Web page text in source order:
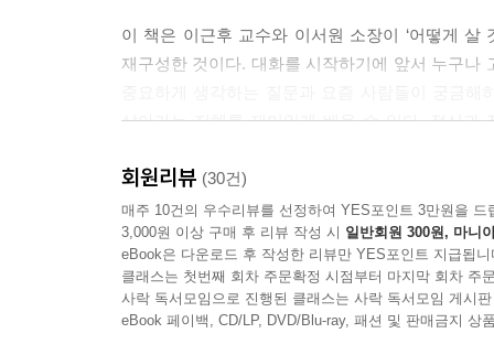
---「이유 없이 반항하는 자식을 어떻게 해야 할까
겁니다.
---「부부로 산다는 게 뭘까요?」중에서
우울증뿐 아니라 어떤 마음의 병도 나한테 일어난
된다’라는 말을 많이 하는데, 그런 모순되는 게 어
아요. 그러니까 우선 인정해야 하는 거예요. 그래
이 책은 이근후 교수와 이서원 소장이 ‘어떻게 살
재구성한 것이다. 대화를 시작하기에 앞서 누구나
살아가는 지혜를 재미있게 배울 수 있다. 정신과
1장에는 불안과 욕심, 상처 등으로부터 벗어나 마
필요한 것들에 대해 알아보고, 3장에서는 험난한
관계, 부모 자녀 관계, 부부 관계를 다루어 행복
관계에서 부딪치는 문제들에 대한 해결책을 모색
이야기한다. 나로부터 시작해서 가족, 사회로 확
회원리뷰 (30건)
매주 10건의 우수리뷰를 선정하여 YES포인트 3만원을 드
3,000원 이상 구매 후 리뷰 작성 시 일반회원 300원, 마니
eBook은 다운로드 후 작성한 리뷰만 YES포인트 지급됩니
클래스는 첫번째 회차 주문확정 시점부터 마지막 회차 주
사락 독서모임으로 진행된 클래스는 사락 독서모임 게시
eBook 페이백, CD/LP, DVD/Blu-ray, 패션 및 판매금지 상